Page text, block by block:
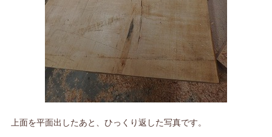
上面を平面出したあと、ひっくり返した写真です。